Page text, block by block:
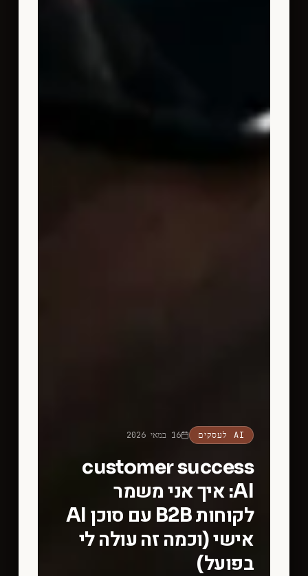
AI לעסקים 16 במאי 2026
customer success
AI: איך אני משמר
לקוחות B2B עם סוכן AI
אישי (וכמה זה עולה לי
בפועל)